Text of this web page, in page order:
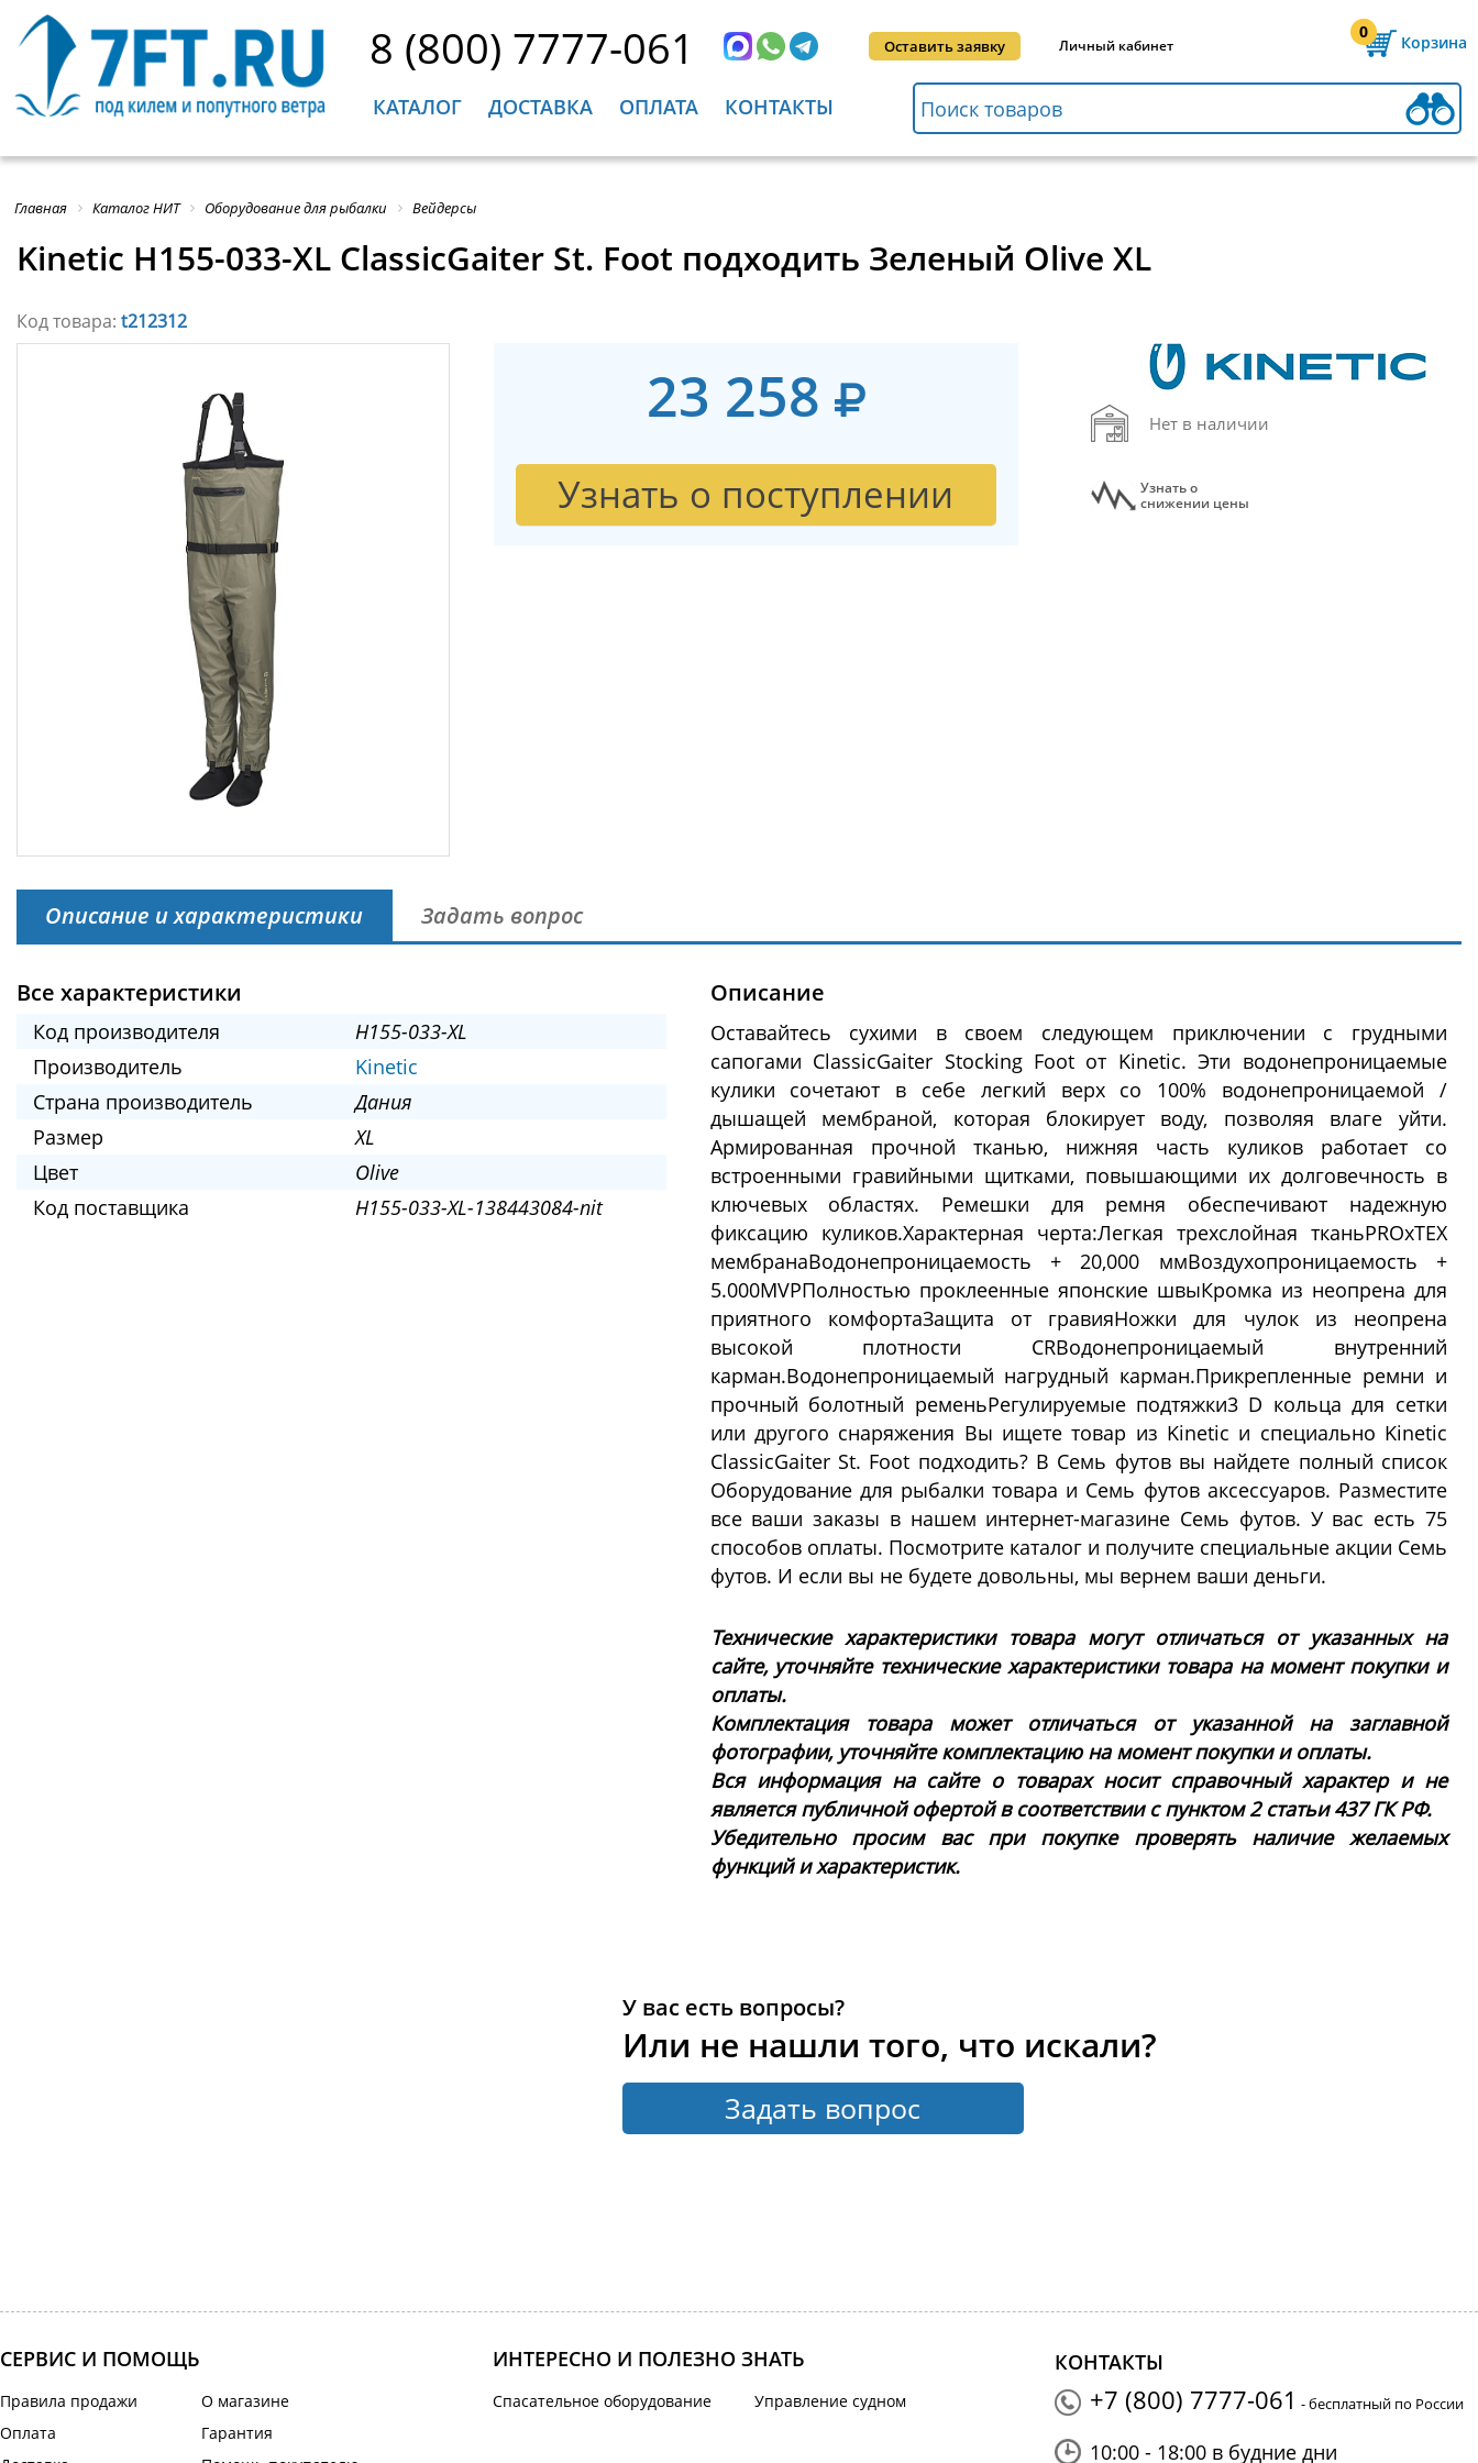
8 (800) 7777-061 Оставить заявку Личный кабинет
0
Корзина
КАТАЛОГ ДОСТАВКА ОПЛАТА КОНТАКТЫ
Главная Каталог НИТ Оборудование для рыбалки Вейдерсы
Kinetic H155-033-XL ClassicGaiter St. Foot подходить Зеленый Olive XL
Код товара: t212312
23 258
Узнать о поступлении
Нет в наличии
Узнать о
снижении цены
Описание и характеристики Задать вопрос
Все характеристики
Код производителя
H155-033-XL
Производитель
Kinetic
Страна производитель
Дания
Размер
XL
Цвет
Olive
Код поставщика
H155-033-XL-138443084-nit
Описание
Оставайтесь сухими в своем следующем приключении с грудными
сапогами ClassicGaiter Stocking Foot от Kinetic. Эти водонепроницаемые
кулики сочетают в себе легкий верх со 100% водонепроницаемой /
дышащей мембраной, которая блокирует воду, позволяя влаге уйти.
Армированная прочной тканью, нижняя часть куликов работает со
встроенными гравийными щитками, повышающими их долговечность в
ключевых областях. Ремешки для ремня обеспечивают надежную
фиксацию куликов.Характерная черта:Легкая трехслойная тканьPROxTEX
мембранаВодонепроницаемость + 20,000 ммВоздухопроницаемость +
5.000MVPПолностью проклеенные японские швыКромка из неопрена для
приятного комфортаЗащита от гравияНожки для чулок из неопрена
высокой плотности CRВодонепроницаемый внутренний
карман.Водонепроницаемый нагрудный карман.Прикрепленные ремни и
прочный болотный ременьРегулируемые подтяжки3 D кольца для сетки
или другого снаряжения Вы ищете товар из Kinetic и специально Kinetic
ClassicGaiter St. Foot подходить? В Семь футов вы найдете полный список
Оборудование для рыбалки товара и Семь футов аксессуаров. Разместите
все ваши заказы в нашем интернет-магазине Семь футов. У вас есть 75
способов оплаты. Посмотрите каталог и получите специальные акции Семь
футов. И если вы не будете довольны, мы вернем ваши деньги.
Технические характеристики товара могут отличаться от указанных на
сайте, уточняйте технические характеристики товара на момент покупки и
оплаты.
Комплектация товара может отличаться от указанной на заглавной
фотографии, уточняйте комплектацию на момент покупки и оплаты.
Вся информация на сайте о товарах носит справочный характер и не
является публичной офертой в соответствии с пунктом 2 статьи 437 ГК РФ.
Убедительно просим вас при покупке проверять наличие желаемых
функций и характеристик.
У вас есть вопросы?
Или не нашли того, что искали?
Задать вопрос
СЕРВИС И ПОМОЩЬ
Правила продажи
Оплата
О магазине
Гарантия
ИНТЕРЕСНО И ПОЛЕЗНО ЗНАТЬ
Спасательное оборудование Управление судном
КОНТАКТЫ
+7 (800) 7777-061 - бесплатный по России
10:00 - 18:00 в будние дни